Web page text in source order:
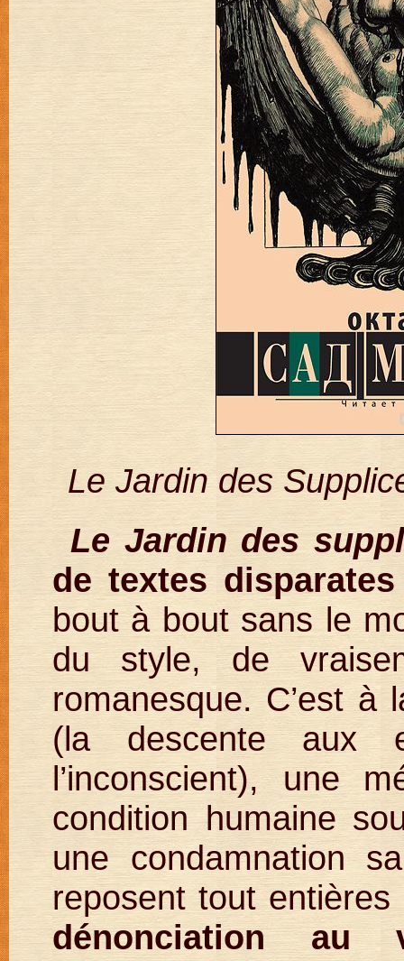
Le Jardin des
Le Jardin des
de textes disparates
bout à bout sans le
du style, de
romanesque. C’est
(la descente aux
l’inconscient), une
condition humaine
une condamnation
reposent tout
dénonciation au